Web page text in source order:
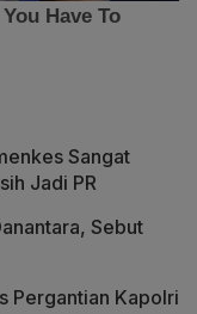
Sangat
Jadi PR
Sebut
Pergantian Kapolri